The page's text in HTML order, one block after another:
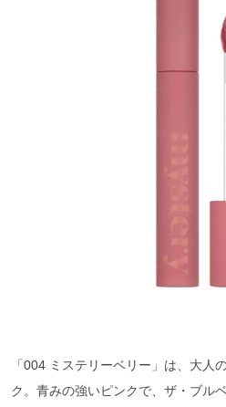
「004 ミステリーベリー」は、大人
ク。青みの強いピンクで、ザ・ブル